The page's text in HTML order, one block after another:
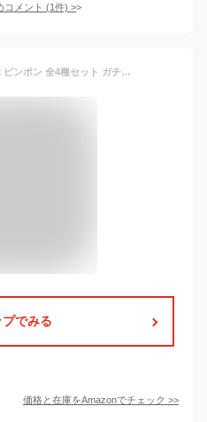
コメント (1件) >
バスストップボタン NEXT2 ピンポン 全4種セット ガチャガチャ
でみる
価格と在庫をAmazonでチェック >>